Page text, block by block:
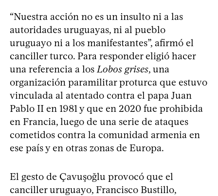
“Nuestra acción no es un insulto ni a las
autoridades uruguayas, ni al pueblo
uruguayo ni a los manifestantes”, afirmó el
canciller turco. Para responder eligió hacer
una referencia a los Lobos grises, una
organización paramilitar proturca que estuvo
vinculada al atentado contra el papa Juan
Pablo II en 1981 y que en 2020 fue prohibida
en Francia, luego de una serie de ataques
cometidos contra la comunidad armenia en
ese país y en otras zonas de Europa.
El gesto de Çavuşoğlu provocó que el
canciller uruguayo, Francisco Bustillo,